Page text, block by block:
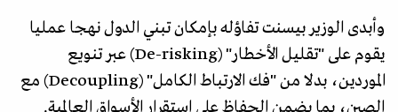
وأبدى الوزير بيسنت تفاؤله بإمكان تبني الدول نهجا عمليا
يقوم على "تقليل الأخطار" (De-risking) عبر تنويع
الموردين، بدلا من "فك الارتباط الكامل" (Decoupling) مع
الصين، بما يضمن الحفاظ على استقرار الأسواق العالمية.